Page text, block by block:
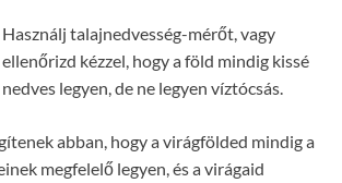
Használj talajnedvesség-mérőt, vagy
ellenőrizd kézzel, hogy a föld mindig kissé
nedves legyen, de ne legyen víztócsás.
abban, hogy a virágfölded mindig a
megfelelő legyen, és a virágaid